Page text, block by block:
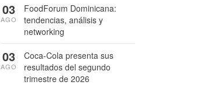
FoodForum Dominicana:
tendencias, análisis y
networking
03
AGO
Coca-Cola presenta sus
resultados del segundo
trimestre de 2026
03
AGO